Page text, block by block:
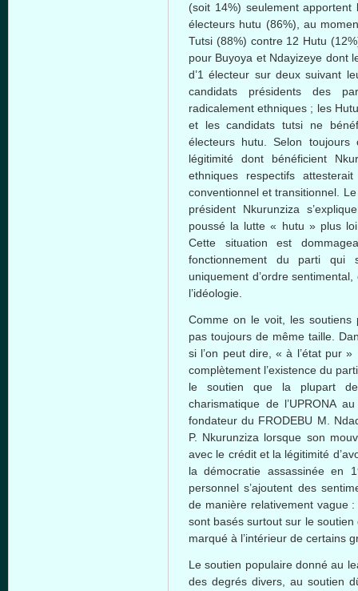
(soit 14%) seulement
électeurs hutu (86%), au
Tutsi (88%) contre 12 Hutu
pour Buyoya et Ndayizeye dont
d’1 électeur sur deux suivant
candidats présidents des
radicalement ethniques ; les
et les candidats tutsi ne
électeurs hutu. Selon
légitimité dont bénéficient
ethniques respectifs
conventionnel et transitionnel.
président Nkurunziza
poussé la lutte « hutu » plus
Cette situation est
fonctionnement du parti qui
uniquement d’ordre
l’idéologie.
Comme on le voit, les soutiens
pas toujours de même taille.
si l’on peut dire, « à l’état pur
complètement l’existence du
le soutien que la plupart
charismatique de l’UPRONA
fondateur du FRODEBU M.
P. Nkurunziza lorsque son
avec le crédit et la légitimité
la démocratie assassinée en
personnel s’ajoutent des
de manière relativement vague
sont basés surtout sur le
marqué à l’intérieur de certains
Le soutien populaire donné au
des degrés divers, au soutien